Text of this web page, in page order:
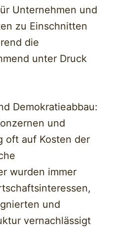
Unternehmen und
zu Einschnitten
die
unter Druck
Demokratieabbau:
und
oft auf Kosten der
wurden immer
und
vernachlässigt